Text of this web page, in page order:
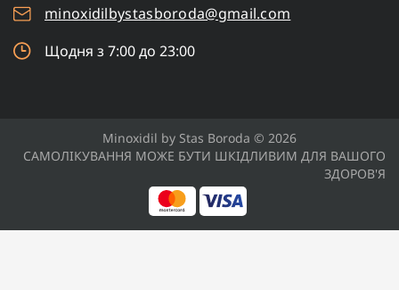
minoxidilbystasboroda@gmail.com
Щодня з 7:00 до 23:00
Minoxidil by Stas Boroda © 2026
САМОЛІКУВАННЯ МОЖЕ БУТИ ШКІДЛИВИМ ДЛЯ ВАШОГО
ЗДОРОВ'Я